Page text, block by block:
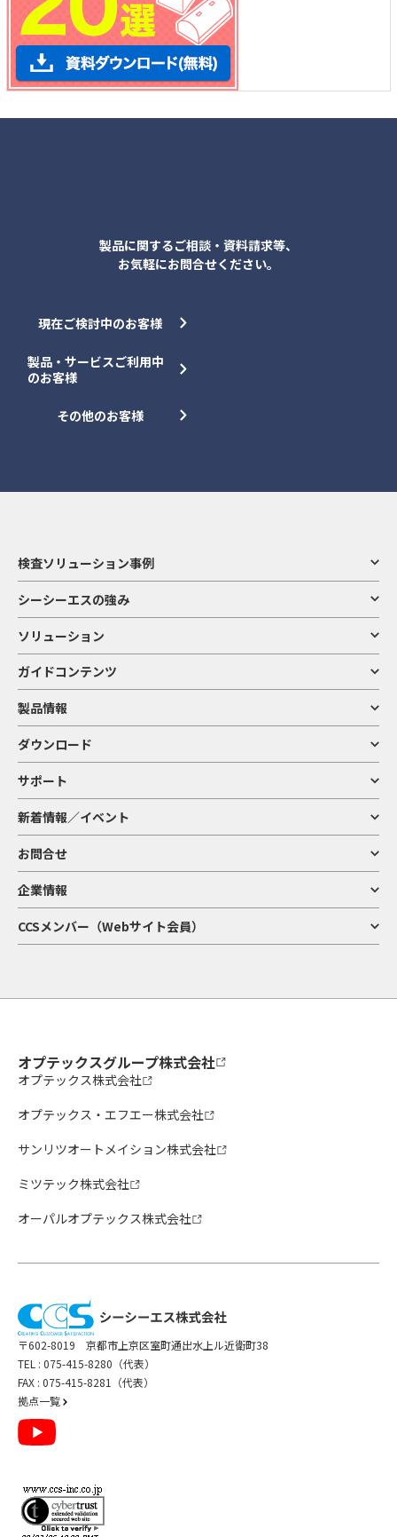
製品に関するご相談・資料請求等、
お気軽にお問合せください。
現在ご検討中のお客様
製品・サービスご利用中
のお客様
その他のお客様
検査ソリューション事例
シーシーエスの強み
ソリューション
ガイドコンテンツ
製品情報
ダウンロード
サポート
新着情報／イベント
お問合せ
企業情報
CCSメンバー（Webサイト会員）
オプテックスグループ株式会社
オプテックス株式会社
オプテックス・エフエー株式会社
サンリツオートメイション株式会社
ミツテック株式会社
オーパルオプテックス株式会社
〒602-8019 京都市上京区室町通出水上ル近衛町38
TEL : 075-415-8280（代表）
FAX : 075-415-8281（代表）
拠点一覧